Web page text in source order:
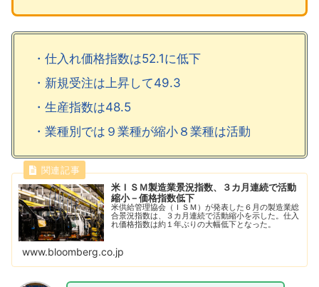
・仕入れ価格指数は52.1に低下
・新規受注は上昇して49.3
・生産指数は48.5
・業種別では９業種が縮小８業種は活動
米ＩＳＭ製造業景況指数、３カ月連続で活動
縮小－価格指数低下
米供給管理協会（ＩＳＭ）が発表した６月の製造業総
合景況指数は、３カ月連続で活動縮小を示した。仕入
れ価格指数は約１年ぶりの大幅低下となった。
www.bloomberg.co.jp